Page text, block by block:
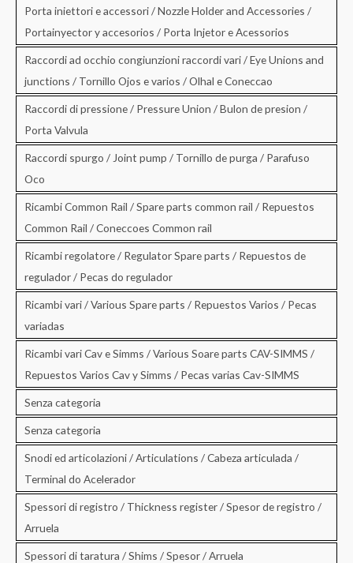
Porta iniettori e accessori / Nozzle Holder and Accessories /
Portainyector y accesorios / Porta Injetor e Acessorios
Raccordi ad occhio congiunzioni raccordi vari / Eye Unions and
junctions / Tornillo Ojos e varios / Olhal e Coneccao
Raccordi di pressione / Pressure Union / Bulon de presion /
Porta Valvula
Raccordi spurgo / Joint pump / Tornillo de purga / Parafuso
Oco
Ricambi Common Rail / Spare parts common rail / Repuestos
Common Rail / Coneccoes Common rail
Ricambi regolatore / Regulator Spare parts / Repuestos de
regulador / Pecas do regulador
Ricambi vari / Various Spare parts / Repuestos Varios / Pecas
variadas
Ricambi vari Cav e Simms / Various Soare parts CAV-SIMMS /
Repuestos Varios Cav y Simms / Pecas varias Cav-SIMMS
Senza categoria
Senza categoria
Snodi ed articolazioni / Articulations / Cabeza articulada /
Terminal do Acelerador
Spessori di registro / Thickness register / Spesor de registro /
Arruela
Spessori di taratura / Shims / Spesor / Arruela